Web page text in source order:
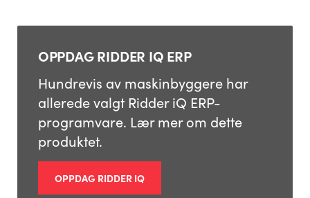
OPPDAG RIDDER IQ ERP
Hundrevis av maskinbyggere har
allerede valgt Ridder iQ ERP-
programvare. Lær mer om dette
produktet.
OPPDAG RIDDER IQ